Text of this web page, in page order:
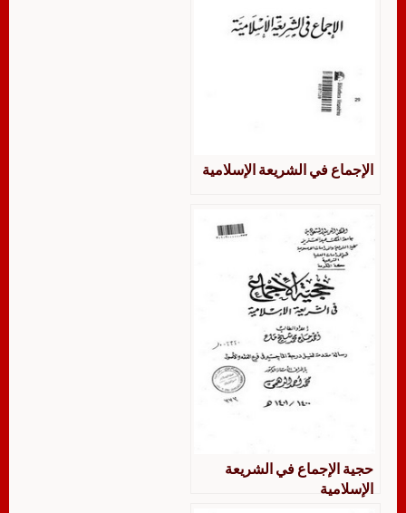
الإجماع في الشريعة الإسلامية
حجية الإجماع في الشريعة
الإسلامية